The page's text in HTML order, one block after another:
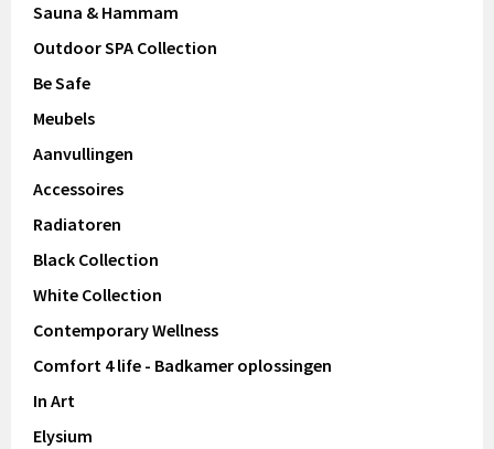
Sauna & Hammam
Outdoor SPA Collection
Be Safe
Meubels
Aanvullingen
Accessoires
Radiatoren
Black Collection
White Collection
Contemporary Wellness
Comfort 4 life - Badkamer oplossingen
In Art
Elysium